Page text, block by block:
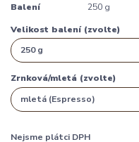
Balení 250 g
Velikost balení (zvolte)
Zrnková/mletá (zvolte)
Nejsme plátci DPH